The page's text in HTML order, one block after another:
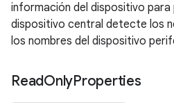
información del dispositivo para
dispositivo central detecte los
los nombres del dispositivo
ReadOnlyProperties